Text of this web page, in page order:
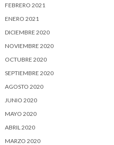
FEBRERO 2021
ENERO 2021
DICIEMBRE 2020
NOVIEMBRE 2020
OCTUBRE 2020
SEPTIEMBRE 2020
AGOSTO 2020
JUNIO 2020
MAYO 2020
ABRIL 2020
MARZO 2020